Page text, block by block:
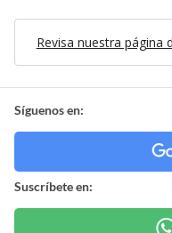
Revisa nuestra página
Síguenos en:
Suscríbete en: